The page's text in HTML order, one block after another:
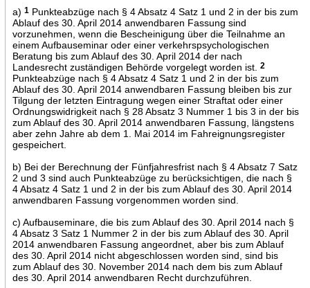
a) 1Punkteabzüge nach § 4 Absatz 4 Satz 1 und 2 in der bis zum
Ablauf des 30. April 2014 anwendbaren Fassung sind
vorzunehmen, wenn die Bescheinigung über die Teilnahme an
einem Aufbauseminar oder einer verkehrspsychologischen
Beratung bis zum Ablauf des 30. April 2014 der nach
Landesrecht zuständigen Behörde vorgelegt worden ist.
2
Punkteabzüge nach § 4 Absatz 4 Satz 1 und 2 in der bis zum
Ablauf des 30. April 2014 anwendbaren Fassung bleiben bis zur
Tilgung der letzten Eintragung wegen einer Straftat oder einer
Ordnungswidrigkeit nach § 28 Absatz 3 Nummer 1 bis 3 in der bis
zum Ablauf des 30. April 2014 anwendbaren Fassung, längstens
aber zehn Jahre ab dem 1. Mai 2014 im Fahreignungsregister
gespeichert.
b) Bei der Berechnung der Fünfjahresfrist nach § 4 Absatz 7 Satz
2 und 3 sind auch Punkteabzüge zu berücksichtigen, die nach §
4 Absatz 4 Satz 1 und 2 in der bis zum Ablauf des 30. April 2014
anwendbaren Fassung vorgenommen worden sind.
c) Aufbauseminare, die bis zum Ablauf des 30. April 2014 nach §
4 Absatz 3 Satz 1 Nummer 2 in der bis zum Ablauf des 30. April
2014 anwendbaren Fassung angeordnet, aber bis zum Ablauf
des 30. April 2014 nicht abgeschlossen worden sind, sind bis
zum Ablauf des 30. November 2014 nach dem bis zum Ablauf
des 30. April 2014 anwendbaren Recht durchzuführen.